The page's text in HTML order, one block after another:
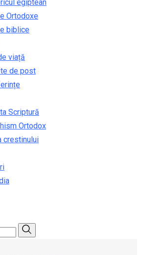
egiptean
Ortodoxe
biblice
viață
de post
Scriptură
Ortodox
crestinului